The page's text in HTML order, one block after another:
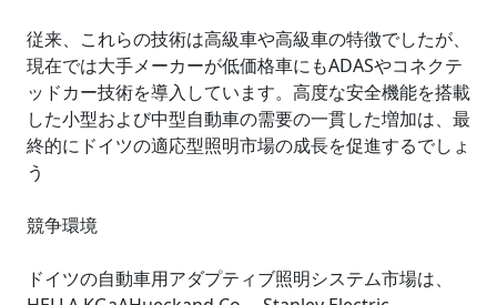
従来、これらの技術は高級車や高級車の特徴でしたが、
現在では大手メーカーが低価格車にもADASやコネクテ
ッドカー技術を導入しています。高度な安全機能を搭載
した小型および中型自動車の需要の一貫した増加は、最
終的にドイツの適応型照明市場の成長を促進するでしょ
う
競争環境
ドイツの自動車用アダプティブ照明システム市場は、